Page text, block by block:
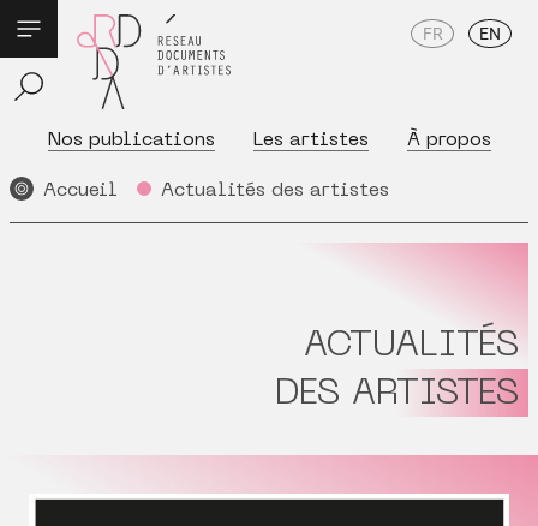
Nos publications Les artistes À propos
FR EN
Accueil Actualités des artistes
ACTUALITÉS
DES ARTISTES